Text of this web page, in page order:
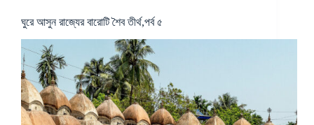
ঘুরে আসুন রাজ্যের বারোটি শৈব তীর্থ,পর্ব ৫